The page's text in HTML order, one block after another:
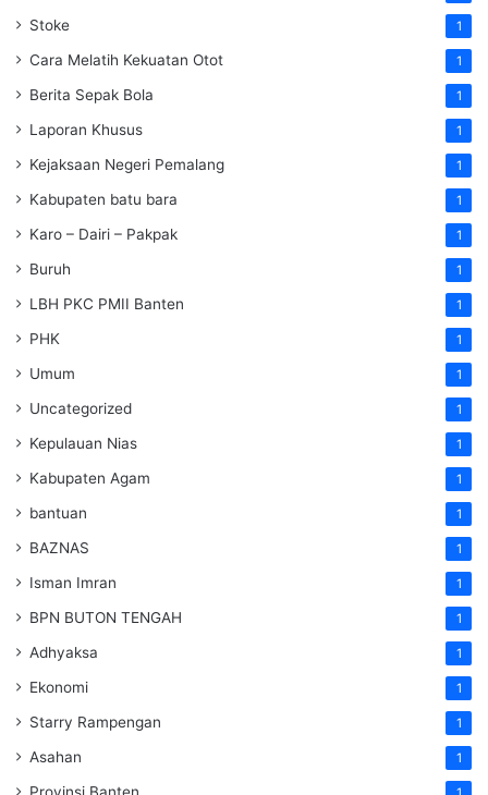
Stoke 1
Cara Melatih Kekuatan Otot 1
Berita Sepak Bola 1
Laporan Khusus 1
Kejaksaan Negeri Pemalang 1
Kabupaten batu bara 1
Karo – Dairi – Pakpak 1
Buruh 1
LBH PKC PMII Banten 1
PHK 1
Umum 1
Uncategorized 1
Kepulauan Nias 1
Kabupaten Agam 1
bantuan 1
BAZNAS 1
Isman Imran 1
BPN BUTON TENGAH 1
Adhyaksa 1
Ekonomi 1
Starry Rampengan 1
Asahan 1